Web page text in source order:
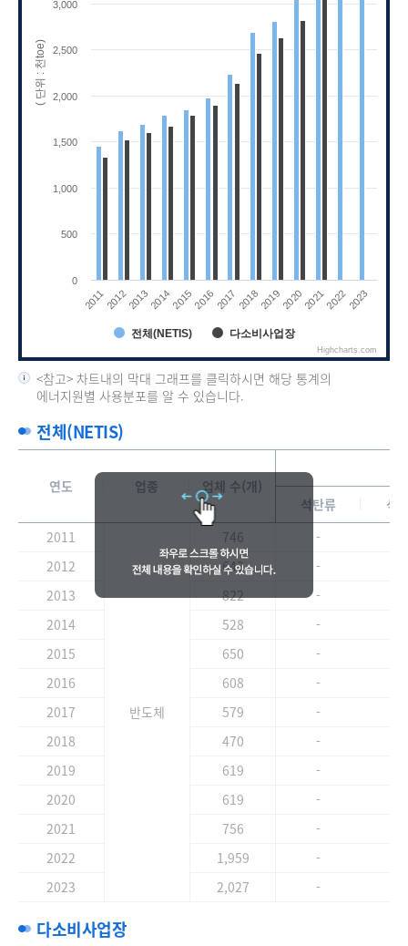
( 단위 : 천toe)
전체(NETIS) 다소비사업장
2011201220132014201520162017 201820192020202120222023
0
500
1,000
1,500
2,000
2,500
3,000
Highcharts.com
End of interactive chart.
<참고> 차트내의 막대 그래프를 클릭하시면 해당 통계의
에너지원별 사용분포를 알 수 있습니다.
전체(NETIS)
연도 업종
업체 수(개)
석탄류
석
2011
반도체
746 -
2012
643 -
2013
822 -
2014
528 -
2015
650 -
2016
608 -
2017
579 -
2018
470 -
2019
619 -
2020
619 -
2021
756 -
2022
1,959 -
2023
2,027 -
다소비사업장